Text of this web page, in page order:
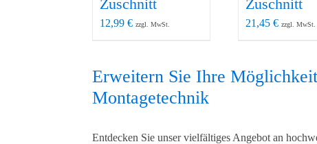
Zuschnitt
12,99€ zzgl. MwSt.
Zuschnitt
21,45 € zzgl. MwSt.
Erweitern Sie Ihre
Montagetechnik
Entdecken Sie unser vielfältiges Angebot an